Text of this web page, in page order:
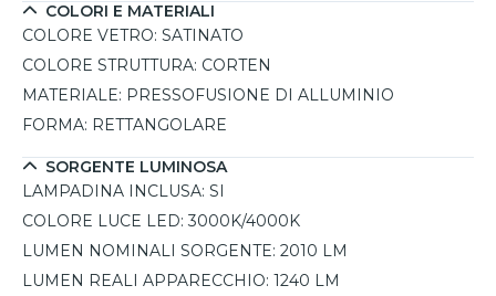
COLORI E MATERIALI
COLORE VETRO: SATINATO
COLORE STRUTTURA: CORTEN
MATERIALE: PRESSOFUSIONE DI ALLUMINIO
FORMA: RETTANGOLARE
SORGENTE LUMINOSA
LAMPADINA INCLUSA: SI
COLORE LUCE LED: 3000K/4000K
LUMEN NOMINALI SORGENTE: 2010 LM
LUMEN REALI APPARECCHIO: 1240 LM